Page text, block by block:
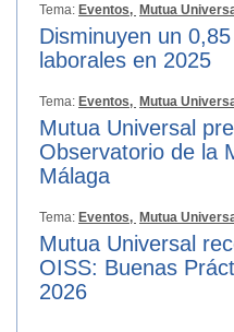
Tema: Eventos, Mutua
Disminuyen un
laborales en 2025
Tema: Eventos, Mutua
Mutua Universal
Observatorio de la
Málaga
Tema: Eventos, Mutua
Mutua Universal
OISS: Buenas
2026